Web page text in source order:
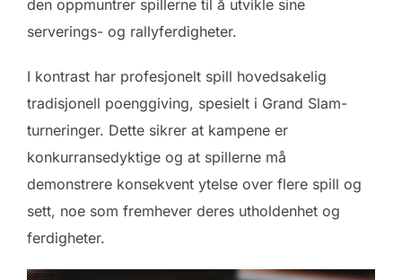
den oppmuntrer spillerne til å utvikle sine
serverings- og rallyferdigheter.
I kontrast har profesjonelt spill hovedsakelig
tradisjonell poenggiving, spesielt i Grand Slam-
turneringer. Dette sikrer at kampene er
konkurransedyktige og at spillerne må
demonstrere konsekvent ytelse over flere spill og
sett, noe som fremhever deres utholdenhet og
ferdigheter.